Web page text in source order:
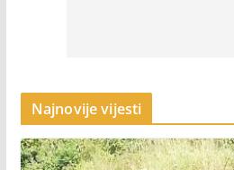
Najnovije vijesti